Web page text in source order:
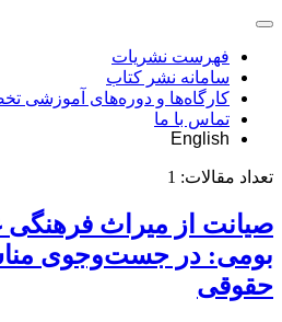
فهرست نشریات
سامانه نشر کتاب
کارگاه‌ها و دوره‌های آموزشی
تماس با ما
English
تعداد مقالات: 1
صیانت از میراث فرهنگی
بومی: در جست‌وجوی
حقوقی